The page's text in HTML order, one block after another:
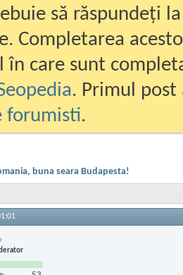
să răspundeți
Completarea
în care sunt
. Primul
forumisti.
buna seara Budapesta!